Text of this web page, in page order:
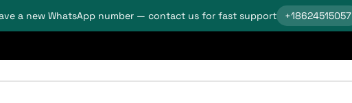
a new WhatsApp number — contact us for fast support +18624515057